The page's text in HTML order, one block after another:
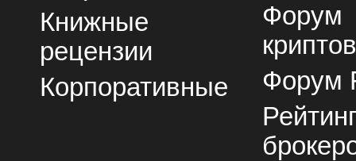
Книжные
рецензии
Корпоративные
Форум
Форум